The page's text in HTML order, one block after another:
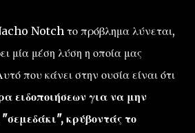
Notch το πρόβλημα λύνεται,
μία μέση λύση η οποία μας
που κάνει στην ουσία είναι ότι
ειδοποιήσεων για να μην
"σεμεδάκι", κρύβοντάς το